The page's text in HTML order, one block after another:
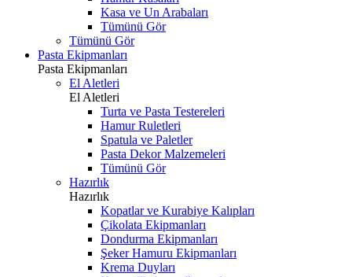
Kasa ve Un Arabaları
Tümünü Gör
Tümünü Gör
Pasta Ekipmanları
Pasta Ekipmanları
El Aletleri
El Aletleri
Turta ve Pasta Testereleri
Hamur Ruletleri
Spatula ve Paletler
Pasta Dekor Malzemeleri
Tümünü Gör
Hazırlık
Hazırlık
Kopatlar ve Kurabiye Kalıpları
Çikolata Ekipmanları
Dondurma Ekipmanları
Şeker Hamuru Ekipmanları
Krema Duyları